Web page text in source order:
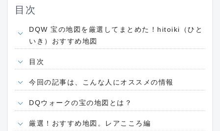
目次
DQW 宝の地図を厳選してまとめた！hitoiki（ひと
いき）おすすめ地図
目次
今回の記事は、こんな人にオススメの情報
DQウォークの宝の地図とは？
厳選！おすすめ地図。レアこころ編